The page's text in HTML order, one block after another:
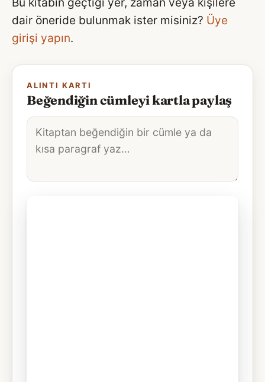
dair öneride bulunmak ister misiniz? Üye
girişi yapın.
ALINTI KARTI
Beğendiğin cümleyi kartla paylaş
Alıntı
metni